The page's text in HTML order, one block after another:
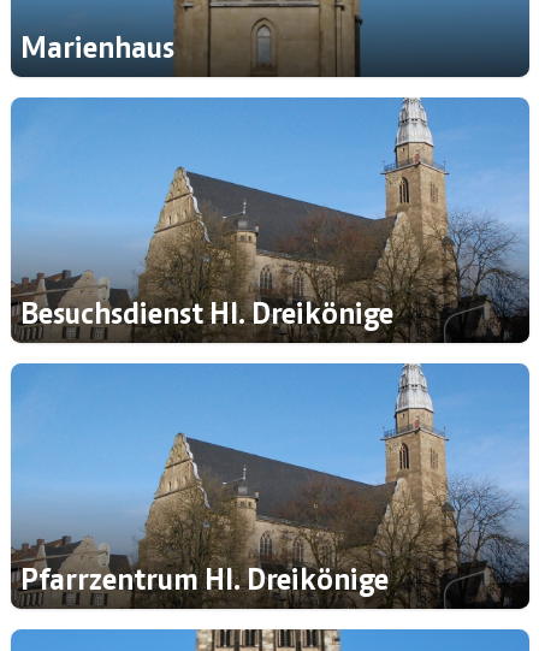
Marienhaus
Besuchsdienst Hl. Dreikönige
Pfarrzentrum Hl. Dreikönige